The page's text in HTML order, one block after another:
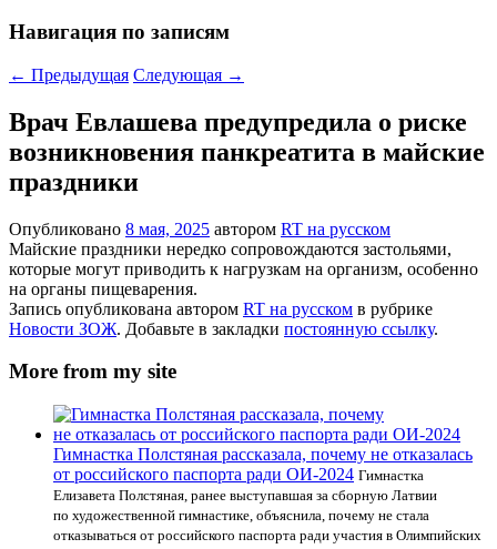
Навигация по записям
← Предыдущая Следующая →
Врач Евлашева предупредила о риске
возникновения панкреатита в майские
праздники
Опубликовано 8 мая, 2025 автором RT на русском
Майские праздники нередко сопровождаются застольями,
которые могут приводить к нагрузкам на организм, особенно
на органы пищеварения.
Запись опубликована автором RT на русском в рубрике
Новости ЗОЖ. Добавьте в закладки постоянную ссылку.
More from my site
Гимнастка Полстяная рассказала, почему не отказалась
от российского паспорта ради ОИ-2024 Гимнастка
Елизавета Полстяная, ранее выступавшая за сборную Латвии
по художественной гимнастике, объяснила, почему не стала
отказываться от российского паспорта ради участия в Олимпийских